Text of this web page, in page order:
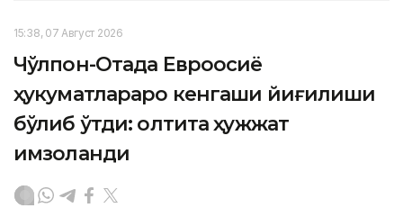
15:38, 07 Август 2026
Чўлпон-Отада Евроосиё
ҳукуматлараро кенгаши йиғилиши
бўлиб ўтди: олтита ҳужжат
имзоланди